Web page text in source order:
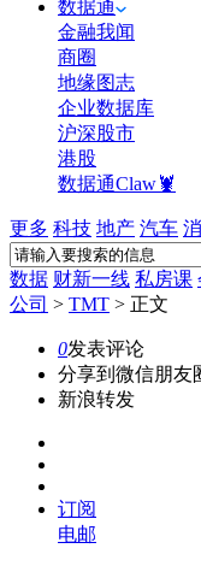
数据通
金融我闻
商圈
地缘图志
企业数据库
沪深股市
港股
数据通Claw🦞
更多 科技 地产 汽车
数据 财新一线 私房课
公司 > TMT > 正文
0发表评论
分享到微信朋友
新浪转发
订阅
电邮